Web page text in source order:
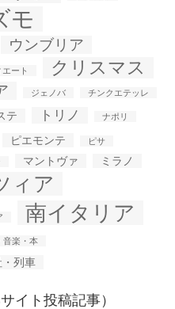
モ
ウンブリア
ート クリスマス
ジェノバ チンクエテッレ
テ トリノ ナポリ
ピエモンテ ピサ
マントヴァ ミラノ
ィア
南イタリア
音楽・本
列車
イト投稿記事）